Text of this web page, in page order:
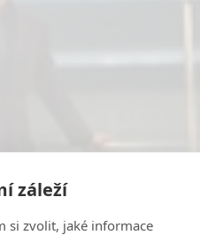
záleží
si zvolit, jaké informace